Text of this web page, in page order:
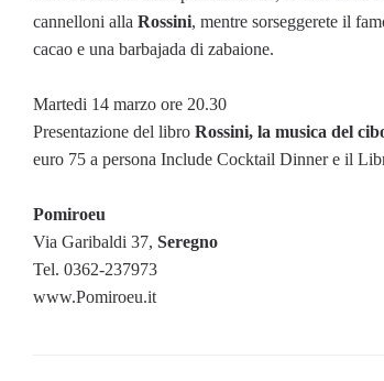
cannelloni alla Rossini, mentre sorseggerete il
cacao e una barbajada di zabaione.
Martedi 14 marzo ore 20.30
Presentazione del libro Rossini, la musica del
euro 75 a persona Include Cocktail Dinner e il
Pomiroeu
Via Garibaldi 37, Seregno
Tel. 0362-237973
www.Pomiroeu.it